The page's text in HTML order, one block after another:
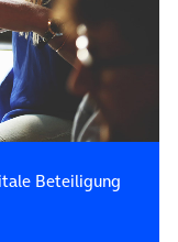
Beteiligung